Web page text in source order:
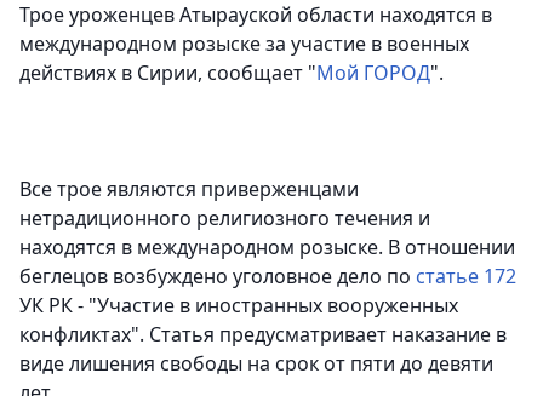
Трое уроженцев Атырауской области находятся в
международном розыске за участие в военных
действиях в Сирии, сообщает "Мой ГОРОД".
Все трое являются приверженцами
нетрадиционного религиозного течения и
находятся в международном розыске. В отношении
беглецов возбуждено уголовное дело по статье 172
УК РК - "Участие в иностранных вооруженных
конфликтах". Статья предусматривает наказание в
виде лишения свободы на срок от пяти до девяти